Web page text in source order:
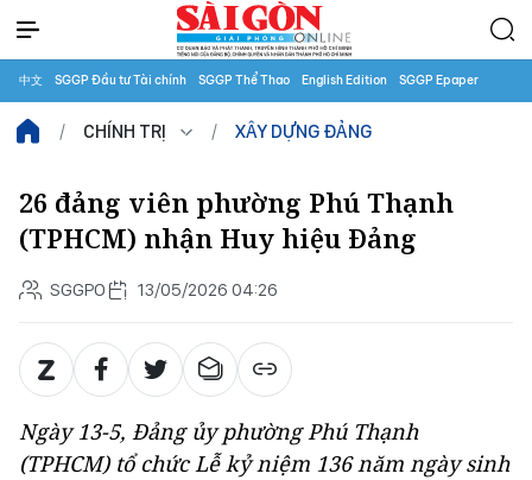
中文 SGGP Đầu tư Tài chính SGGP Thể Thao English Edition SGGP Epaper
CHÍNH TRỊ XÂY DỰNG ĐẢNG
26 đảng viên phường Phú Thạnh
(TPHCM) nhận Huy hiệu Đảng
SGGPO 13/05/2026 04:26
Ngày 13-5, Đảng ủy phường Phú Thạnh
(TPHCM) tổ chức Lễ kỷ niệm 136 năm ngày sinh